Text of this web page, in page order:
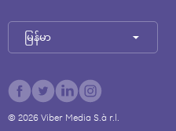
မြန်မာ
© 2026Viber Media S.à r.l.